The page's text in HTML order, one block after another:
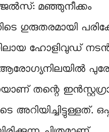
മഞ്ഞുനീക്കം
ഗുരുതരമായി
ഹോളിവുഡ് നടൻ
ആരോഗ്യനിലയിൽ
തന്റെ
അറിയിച്ചിട്ടുള്ളത്.